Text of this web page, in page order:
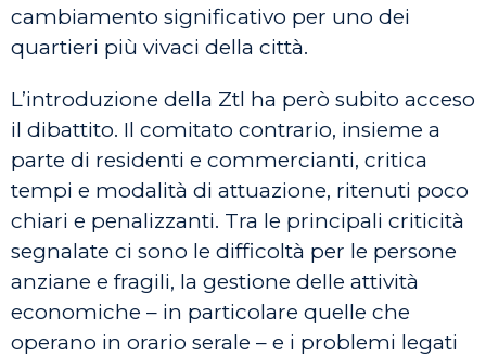
cambiamento significativo per uno dei
quartieri più vivaci della città.
L’introduzione della Ztl ha però subito acceso
il dibattito. Il comitato contrario, insieme a
parte di residenti e commercianti, critica
tempi e modalità di attuazione, ritenuti poco
chiari e penalizzanti. Tra le principali criticità
segnalate ci sono le difficoltà per le persone
anziane e fragili, la gestione delle attività
economiche – in particolare quelle che
operano in orario serale – e i problemi legati